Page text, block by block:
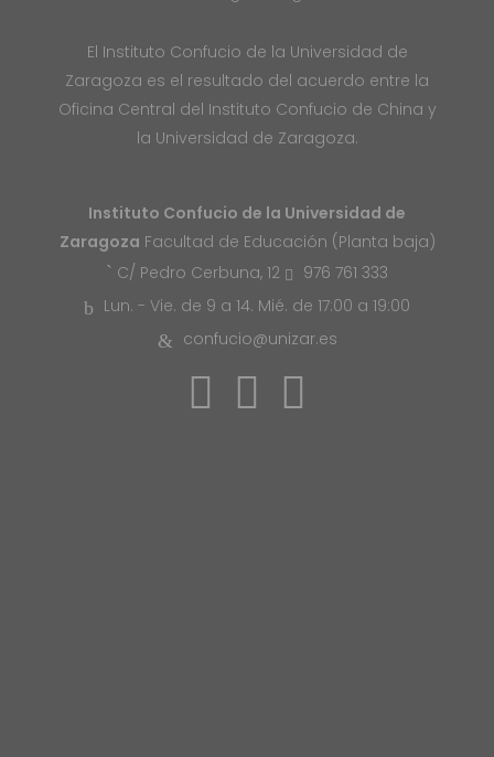
El Instituto Confucio de la Universidad de
Zaragoza es el resultado del acuerdo entre la
Oficina Central del Instituto Confucio de China y
la Universidad de Zaragoza.
Instituto Confucio de la Universidad de
Zaragoza Facultad de Educación (Planta baja)
C/ Pedro Cerbuna, 12
976 761 333
Lun. - Vie. de 9 a 14. Mié. de 17:00 a 19:00
confucio@unizar.es